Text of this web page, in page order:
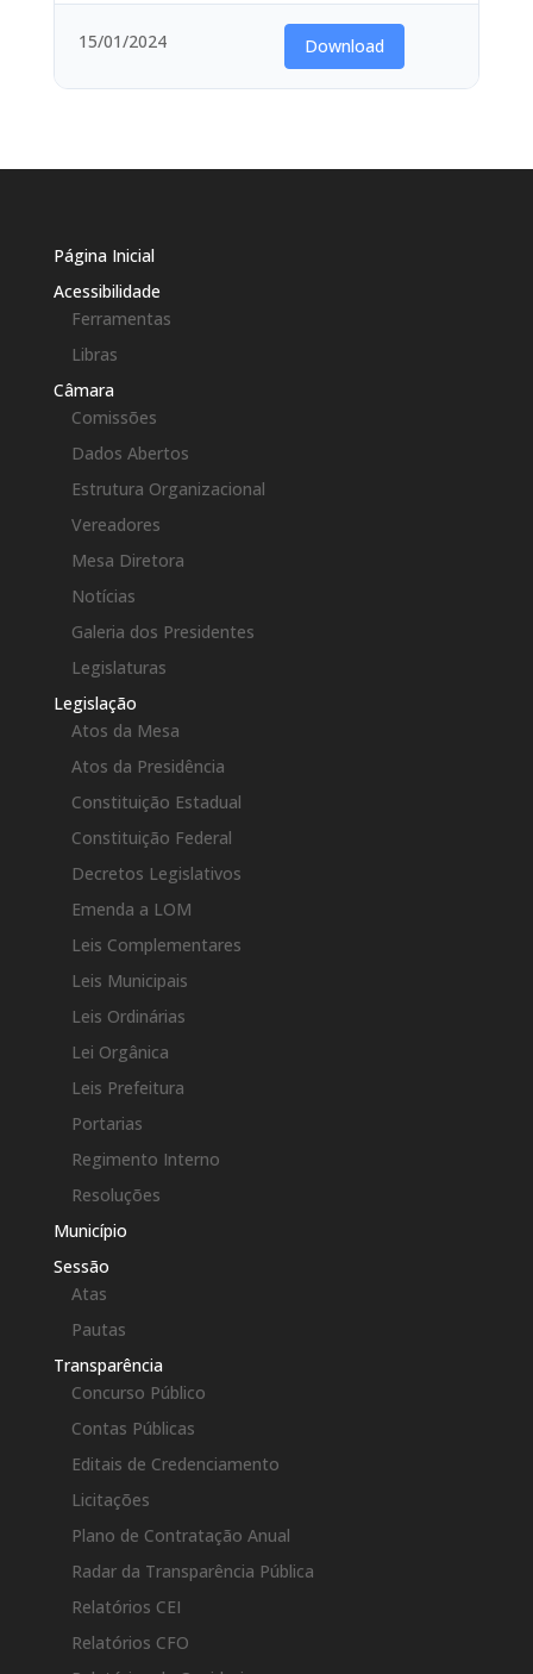
15/01/2024 Download
Página Inicial
Acessibilidade
Ferramentas
Libras
Câmara
Comissões
Dados Abertos
Estrutura Organizacional
Vereadores
Mesa Diretora
Notícias
Galeria dos Presidentes
Legislaturas
Legislação
Atos da Mesa
Atos da Presidência
Constituição Estadual
Constituição Federal
Decretos Legislativos
Emenda a LOM
Leis Complementares
Leis Municipais
Leis Ordinárias
Lei Orgânica
Leis Prefeitura
Portarias
Regimento Interno
Resoluções
Município
Sessão
Atas
Pautas
Transparência
Concurso Público
Contas Públicas
Editais de Credenciamento
Licitações
Plano de Contratação Anual
Radar da Transparência Pública
Relatórios CEI
Relatórios CFO